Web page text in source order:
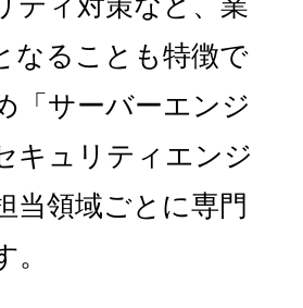
なることも特徴で
「サーバーエンジ
キュリティエンジ
当領域ごとに専門